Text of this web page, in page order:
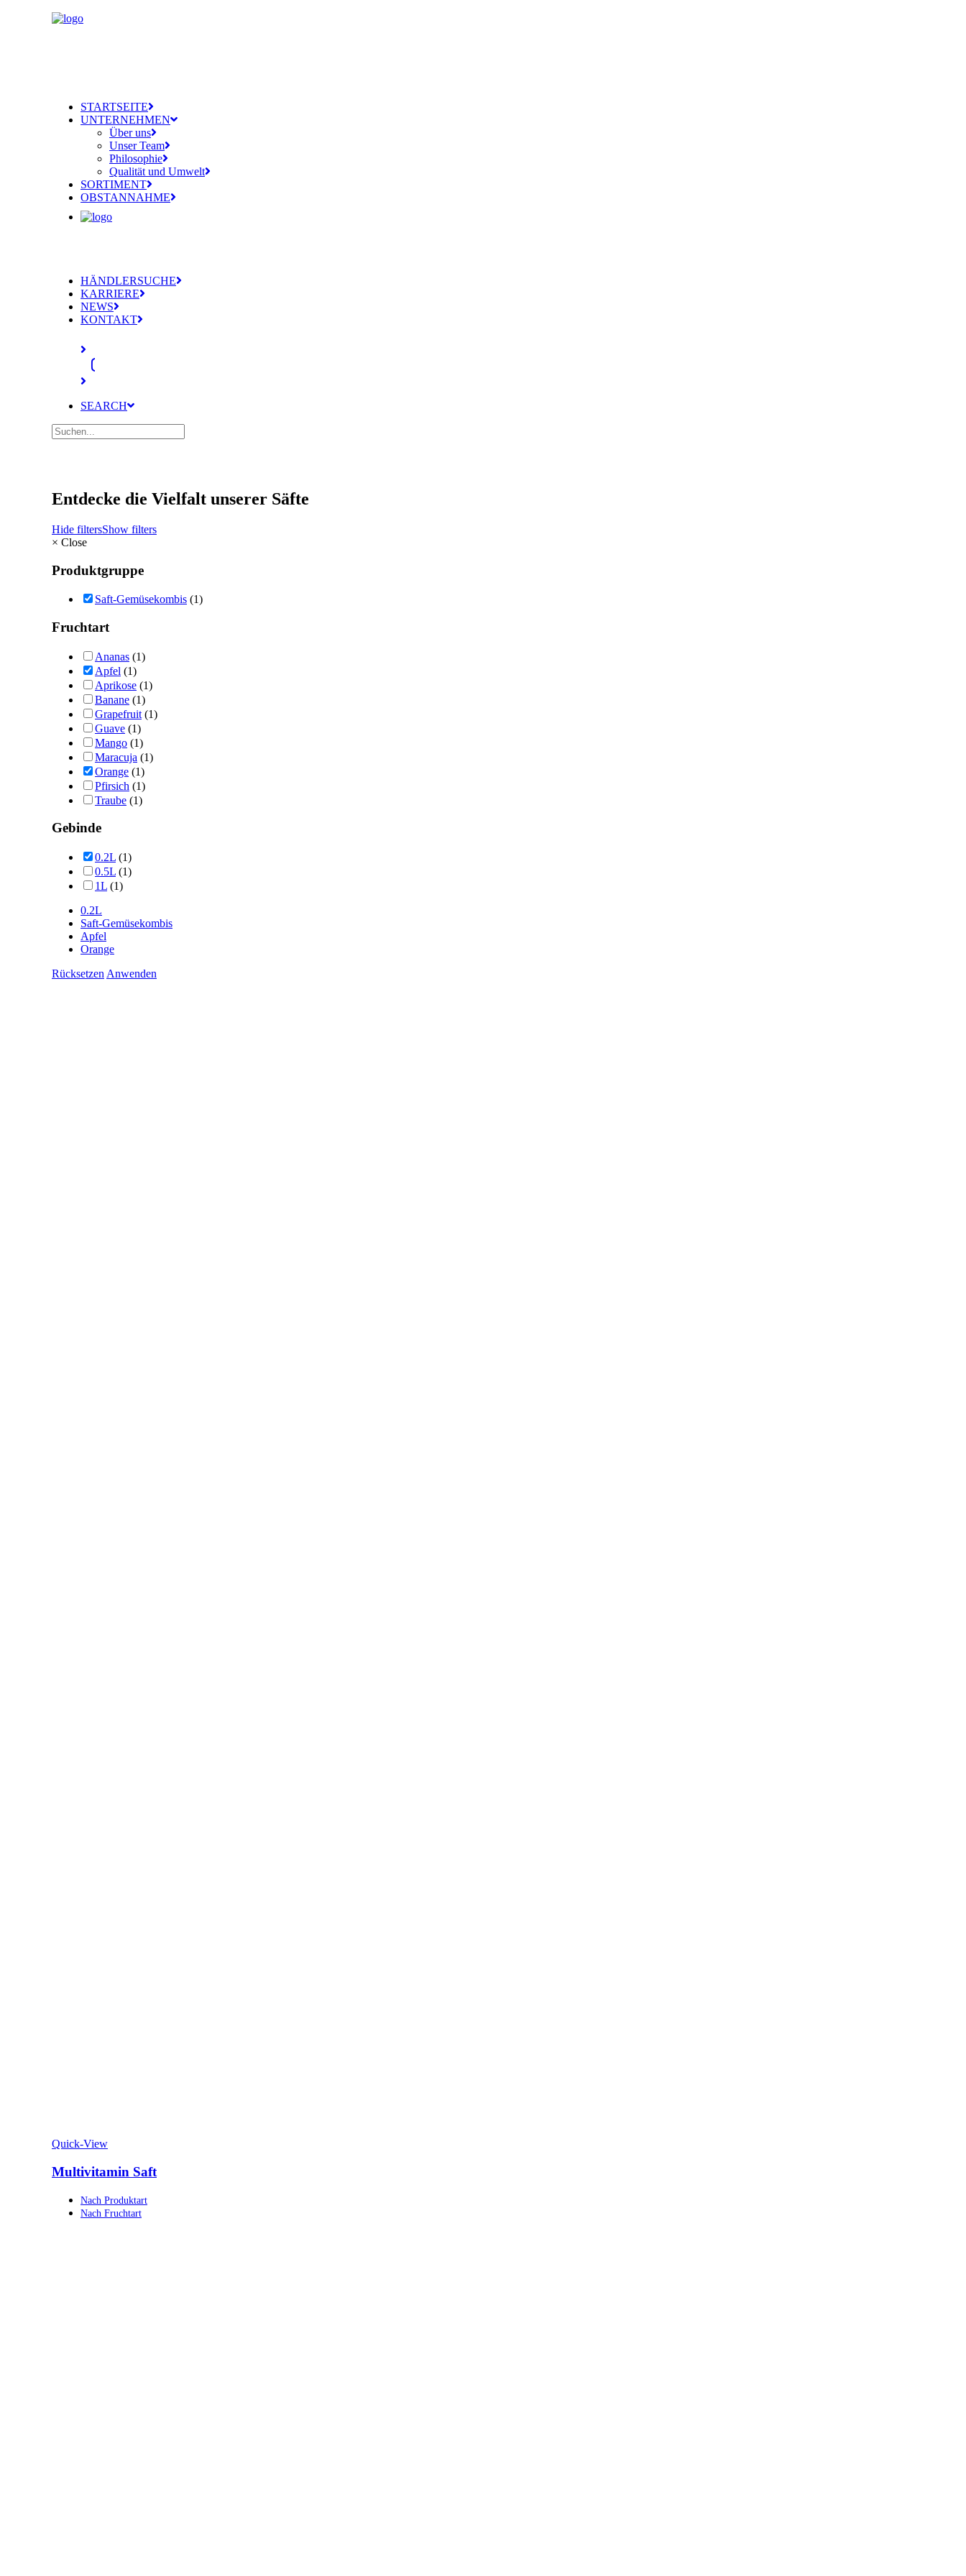
STARTSEITE
UNTERNEHMEN
Über uns
Unser Team
Philosophie
Qualität und Umwelt
SORTIMENT
OBSTANNAHME
HÄNDLERSUCHE
KARRIERE
NEWS
KONTAKT
SEARCH
Entdecke die Vielfalt unserer Säfte
Hide filtersShow filters
× Close
Produktgruppe
Saft-Gemüsekombis (1)
Fruchtart
Ananas (1)
Apfel (1)
Aprikose (1)
Banane (1)
Grapefruit (1)
Guave (1)
Mango (1)
Maracuja (1)
Orange (1)
Pfirsich (1)
Traube (1)
Gebinde
0.2L (1)
0.5L (1)
1L (1)
0.2L
Saft-Gemüsekombis
Apfel
Orange
Rücksetzen Anwenden
Quick-View
Multivitamin Saft
Nach Produktart
Nach Fruchtart